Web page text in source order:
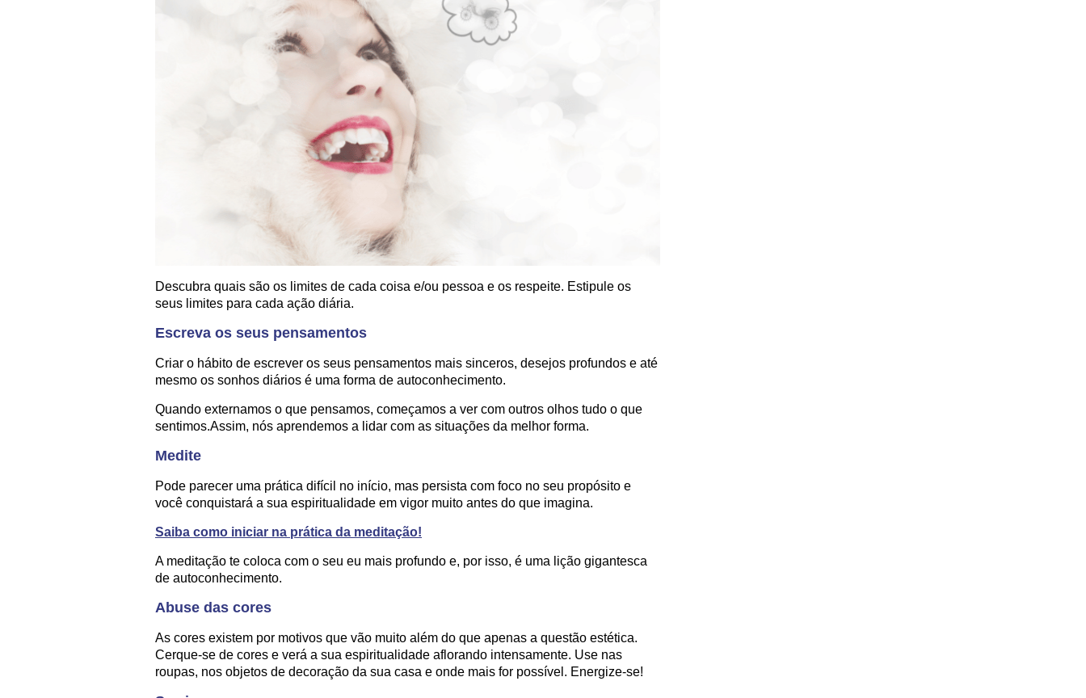
Descubra quais são os limites de cada coisa e/ou pessoa e os respeite. Estipule os
seus limites para cada ação diária.
Escreva os seus pensamentos
Criar o hábito de escrever os seus pensamentos mais sinceros, desejos profundos e até
mesmo os sonhos diários é uma forma de autoconhecimento.
Quando externamos o que pensamos, começamos a ver com outros olhos tudo o que
sentimos.Assim, nós aprendemos a lidar com as situações da melhor forma.
Medite
Pode parecer uma prática difícil no início, mas persista com foco no seu propósito e
você conquistará a sua espiritualidade em vigor muito antes do que imagina.
Saiba como iniciar na prática da meditação!
A meditação te coloca com o seu eu mais profundo e, por isso, é uma lição gigantesca
de autoconhecimento.
Abuse das cores
As cores existem por motivos que vão muito além do que apenas a questão estética.
Cerque-se de cores e verá a sua espiritualidade aflorando intensamente. Use nas
roupas, nos objetos de decoração da sua casa e onde mais for possível. Energize-se!